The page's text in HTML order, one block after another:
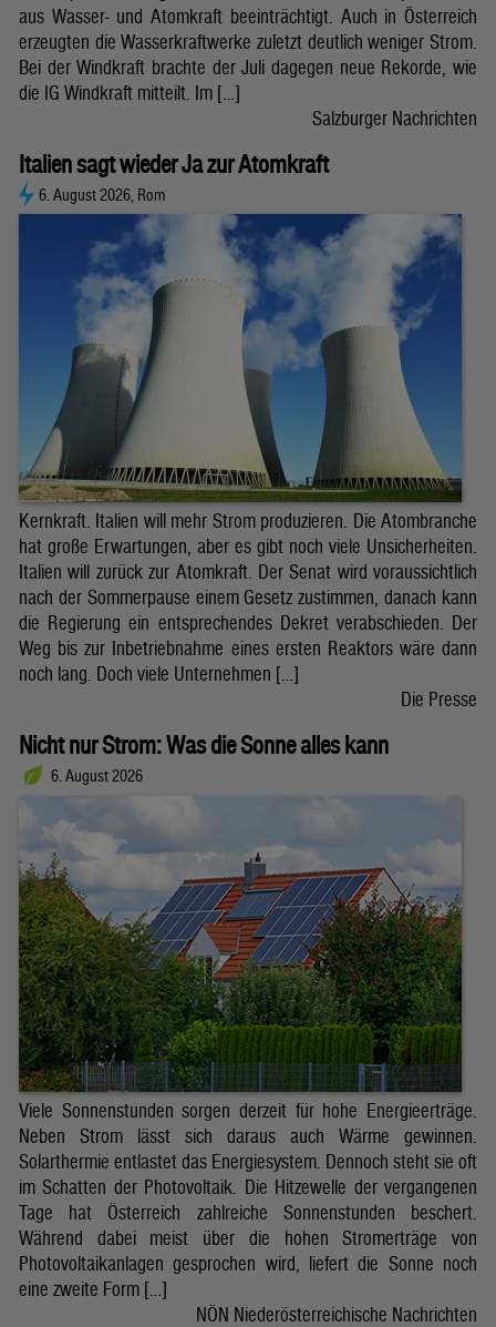
aus Wasser- und Atomkraft beeinträchtigt. Auch in Österreich
erzeugten die Wasserkraftwerke zuletzt deutlich weniger Strom.
Bei der Windkraft brachte der Juli dagegen neue Rekorde, wie
die IG Windkraft mitteilt. Im […]
Salzburger Nachrichten
Italien sagt wieder Ja zur Atomkraft
6. August 2026, Rom
Kernkraft. Italien will mehr Strom produzieren. Die Atombranche
hat große Erwartungen, aber es gibt noch viele Unsicherheiten.
Italien will zurück zur Atomkraft. Der Senat wird voraussichtlich
nach der Sommerpause einem Gesetz zustimmen, danach kann
die Regierung ein entsprechendes Dekret verabschieden. Der
Weg bis zur Inbetriebnahme eines ersten Reaktors wäre dann
noch lang. Doch viele Unternehmen […]
Die Presse
Nicht nur Strom: Was die Sonne alles kann
6. August 2026
Viele Sonnenstunden sorgen derzeit für hohe Energieerträge.
Neben Strom lässt sich daraus auch Wärme gewinnen.
Solarthermie entlastet das Energiesystem. Dennoch steht sie oft
im Schatten der Photovoltaik. Die Hitzewelle der vergangenen
Tage hat Österreich zahlreiche Sonnenstunden beschert.
Während dabei meist über die hohen Stromerträge von
Photovoltaikanlagen gesprochen wird, liefert die Sonne noch
eine zweite Form […]
NÖN Niederösterreichische Nachrichten